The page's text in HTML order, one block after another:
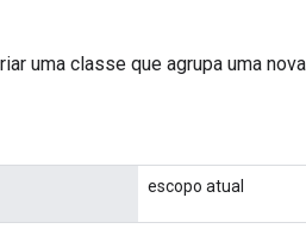
uma classe que agrupa uma
escopo atual